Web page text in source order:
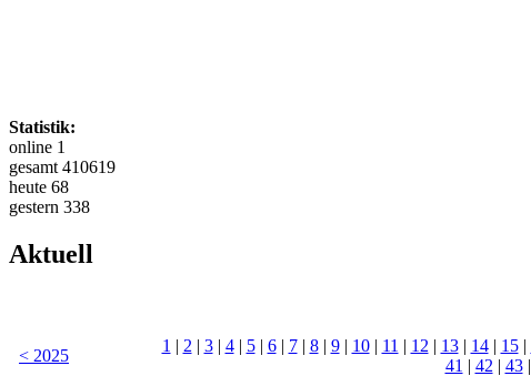
Statistik:
online 1
gesamt 410619
heute 68
gestern 338
Aktuell
< 2025
1 | 2 | 3| 4| 5| 6| 7| 8| 9| 10| 11 | 12 | 13| 14| 15|
41 | 42 | 43|